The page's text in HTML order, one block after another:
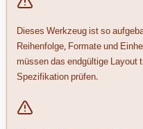
Dieses Werkzeug ist so
Reihenfolge, Formate und
müssen das endgültige Layout
Spezifikation prüfen.